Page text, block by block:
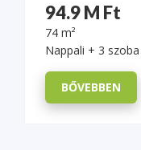
94.9 M Ft
74 m²
Nappali + 3 szoba
BŐVEBBEN